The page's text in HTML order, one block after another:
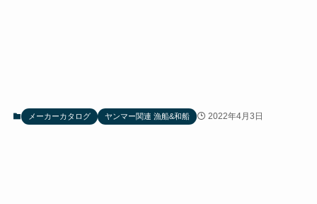
メーカーカタログ ヤンマー関連 漁船&和船 2022年4月3日